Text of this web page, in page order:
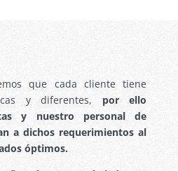
que cada cliente tiene
y diferentes, por ello
y nuestro personal de
a dichos requerimientos al
óptimos.